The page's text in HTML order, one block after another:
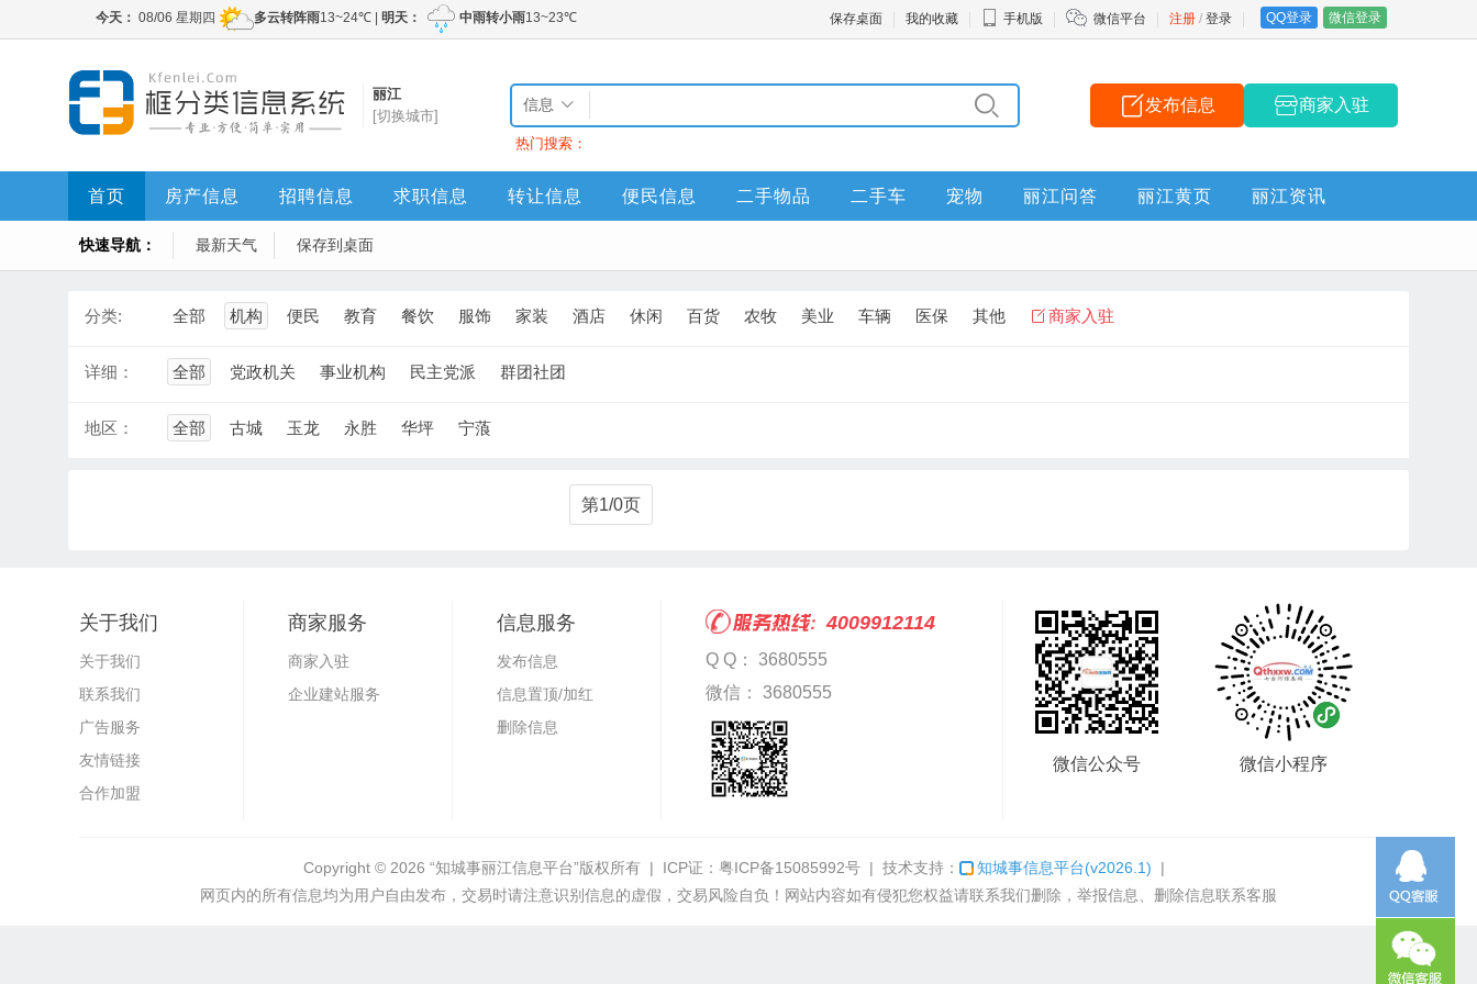
注册 / 登录 QQ登录 微信登录
保存桌面 我的收藏 手机版 微信平台
丽江
[切换城市]
信息
热门搜索：
发布信息 商家入驻
首页 房产信息 招聘信息 求职信息 转让信息 便民信息 二手物品 二手车 宠物 丽江问答 丽江黄页 丽江资讯
快速导航： 最新天气 保存到桌面
分类: 全部 机构 便民 教育 餐饮 服饰 家装 酒店 休闲 百货 农牧 美业 车辆 医保 其他 商家入驻
详细： 全部 党政机关 事业机构 民主党派 群团社团
地区： 全部 古城 玉龙 永胜 华坪 宁蒗
第1/0页
关于我们
关于我们
联系我们
广告服务
友情链接
合作加盟
商家服务
商家入驻
企业建站服务
信息服务
发布信息
信息置顶/加红
删除信息
4009912114
Q Q： 3680555
微信： 3680555
微信公众号 微信小程序
Copyright © 2026 “知城事丽江信息平台”版权所有 | ICP证： 粤ICP备15085992号 | 技术支持： 知城事信息平台(v2026.1) |
网页内的所有信息均为用户自由发布，交易时请注意识别信息的虚假，交易风险自负！网站内容如有侵犯您权益请联系我们删除，举报信息、删除信息联系客服